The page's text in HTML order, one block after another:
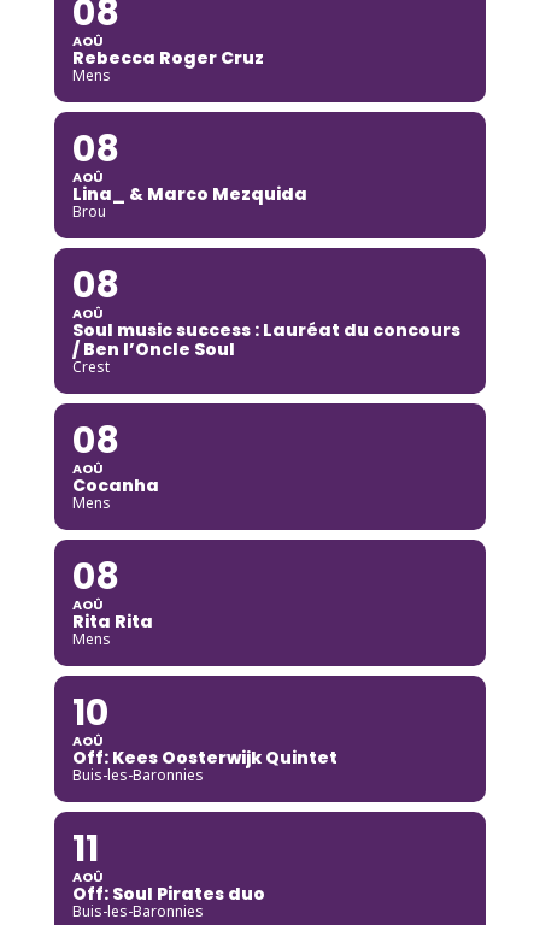
08
AOÛ
Rebecca Roger Cruz
Mens
08
AOÛ
Lina_ & Marco Mezquida
Brou
08
AOÛ
Soul music success : Lauréat du concours
/ Ben l’Oncle Soul
Crest
08
AOÛ
Cocanha
Mens
08
AOÛ
Rita Rita
Mens
10
AOÛ
Off: Kees Oosterwijk Quintet
Buis-les-Baronnies
11
AOÛ
Off: Soul Pirates duo
Buis-les-Baronnies